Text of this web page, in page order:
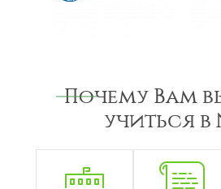
Почему Вам
учиться в